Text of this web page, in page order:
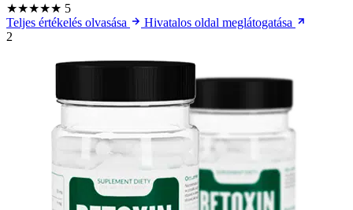
★★★★★ 5
Teljes értékelés olvasása
Hivatalos oldal meglátogatása
2